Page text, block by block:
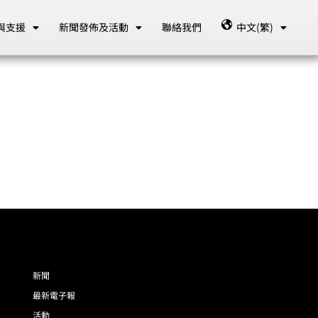
支援 新聞發佈及活動 聯絡我們 中文(繁)
新聞
最新電子報
活動